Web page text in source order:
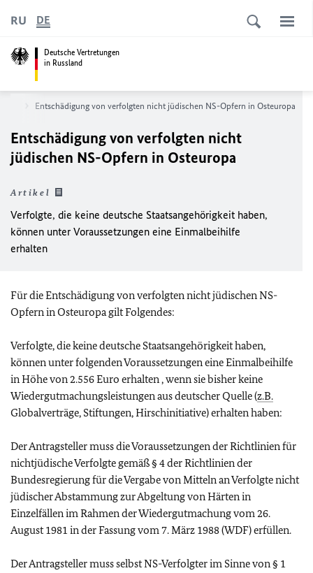
Deutsche Vertretungen
in Russland
RU DE
Entschädigung von verfolgten nicht jüdischen NS-Opfern in Osteuropa
Entschädigung von verfolgten nicht
jüdischen NS-Opfern in Osteuropa
Artikel
Verfolgte, die keine deutsche Staatsangehörigkeit haben,
können unter Voraussetzungen eine Einmalbeihilfe
erhalten
Für die Entschädigung von verfolgten nicht jüdischen NS-
Opfern in Osteuropa gilt Folgendes:
Verfolgte, die keine deutsche Staatsangehörigkeit haben,
können unter folgenden Voraussetzungen eine Einmalbeihilfe
in Höhe von 2.556 Euro erhalten , wenn sie bisher keine
Wiedergutmachungsleistungen aus deutscher Quelle (z.B.
Globalverträge, Stiftungen, Hirschinitiative) erhalten haben:
Der Antragsteller muss die Voraussetzungen der Richtlinien für
nichtjüdische Verfolgte gemäß § 4 der Richtlinien der
Bundesregierung für die Vergabe von Mitteln an Verfolgte nicht
jüdischer Abstammung zur Abgeltung von Härten in
Einzelfällen im Rahmen der Wiedergutmachung vom 26.
August 1981 in der Fassung vom 7. März 1988 (WDF) erfüllen.
Der Antragsteller muss selbst NS-Verfolgter im Sinne von § 1